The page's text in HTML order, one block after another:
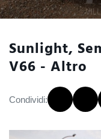
Sunlight,
V66 - Altro
Condividi: